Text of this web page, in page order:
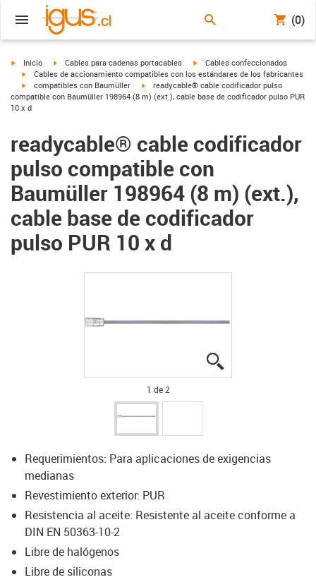
(0)
igus-icon-arrow-right
Inicio igus-icon-arrow-right
Cables para cadenas portacables igus-icon-arrow-right
Cables confeccionados
igus-icon-arrow-right
Cables de accionamiento compatibles con los estándares de los fabricantes
igus-icon-arrow-right
compatibles con Baumüller igus-icon-arrow-right
readycable® cable codificador pulso
compatible con Baumüller 198964 (8 m) (ext.), cable base de codificador pulso PUR
10 x d
readycable® cable codificador
pulso compatible con
Baumüller 198964 (8 m) (ext.),
cable base de codificador
pulso PUR 10 x d
1 de 2
Requerimientos: Para aplicaciones de exigencias
medianas
Revestimiento exterior: PUR
Resistencia al aceite: Resistente al aceite conforme a
DIN EN 50363-10-2
Libre de halógenos
Libre de siliconas